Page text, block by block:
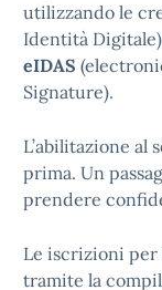
utilizzando le
Identità
eIDAS
Signature).
L’abilitazione al
prima. Un
prendere
Le iscrizioni per
tramite la